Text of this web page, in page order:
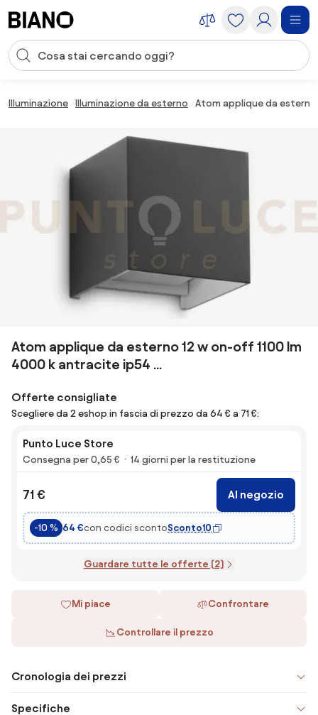
Input della ricerca
Illuminazione Illuminazione da esterno Atom applique da esterno
Atom applique da esterno 12 w on-off 1100 lm
4000 k antracite ip54 ...
Offerte consigliate
Scegliere da 2 eshop in fascia di prezzo da 64 € a 71 €:
Punto Luce Store
Consegna per 0,65 € 14 giorni per la restituzione
71 € Al negozio
-10 % 64 €con codici scontoSconto10
Guardare tutte le offerte (2)
Mi piace Confrontare
Controllare il prezzo
Cronologia dei prezzi
Specifiche